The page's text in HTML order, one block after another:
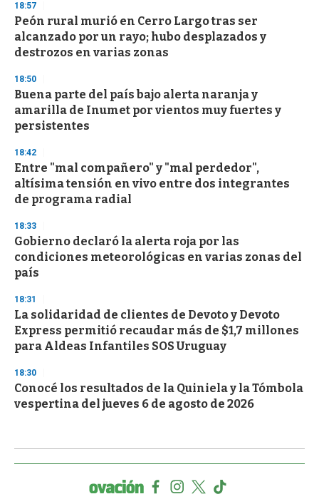
18:57
Peón rural murió en Cerro Largo tras ser
alcanzado por un rayo; hubo desplazados y
destrozos en varias zonas
18:50
Buena parte del país bajo alerta naranja y
amarilla de Inumet por vientos muy fuertes y
persistentes
18:42
Entre "mal compañero" y "mal perdedor",
altísima tensión en vivo entre dos integrantes
de programa radial
18:33
Gobierno declaró la alerta roja por las
condiciones meteorológicas en varias zonas del
país
18:31
La solidaridad de clientes de Devoto y Devoto
Express permitió recaudar más de $1,7 millones
para Aldeas Infantiles SOS Uruguay
18:30
Conocé los resultados de la Quiniela y la Tómbola
vespertina del jueves 6 de agosto de 2026